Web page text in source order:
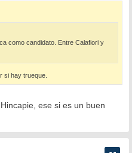
como candidato. Entre Calafiori y
si hay trueque.
ese si es un buen